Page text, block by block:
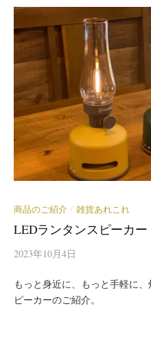
商品のご紹介 / 雑貨あれこれ
LEDランタンスピーカー
2023年10月4日
もっと身近に、もっと手軽に
ピーカーのご紹介。